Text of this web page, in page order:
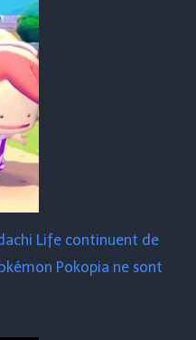
Life continuent de
Pokopia ne sont